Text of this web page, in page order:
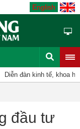
English
Diễn đàn kinh tế, khoa
đầu tư